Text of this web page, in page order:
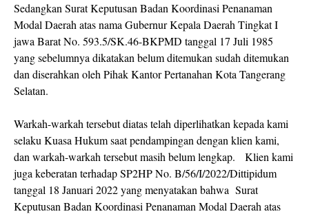
Sedangkan Surat Keputusan Badan Koordinasi Penanaman
Modal Daerah atas nama Gubernur Kepala Daerah Tingkat I
jawa Barat No. 593.5/SK.46-BKPMD tanggal 17 Juli 1985
yang sebelumnya dikatakan belum ditemukan sudah ditemukan
dan diserahkan oleh Pihak Kantor Pertanahan Kota Tangerang
Selatan.
Warkah-warkah tersebut diatas telah diperlihatkan kepada kami
selaku Kuasa Hukum saat pendampingan dengan klien kami,
dan warkah-warkah tersebut masih belum lengkap. Klien kami
juga keberatan terhadap SP2HP No. B/56/I/2022/Dittipidum
tanggal 18 Januari 2022 yang menyatakan bahwa Surat
Keputusan Badan Koordinasi Penanaman Modal Daerah atas